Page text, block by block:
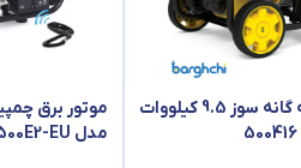
موتور برق سه گانه سوز 9.5 کیلووات
مدل CPG6500E2-EU